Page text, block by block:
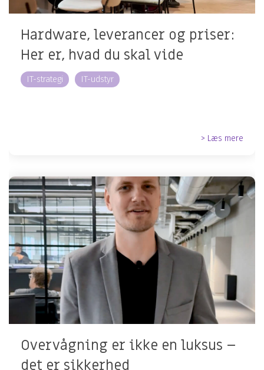
Hardware, leverancer og priser:
Her er, hvad du skal vide
IT-strategi IT-udstyr
> Læs mere
Overvågning er ikke en luksus –
det er sikkerhed